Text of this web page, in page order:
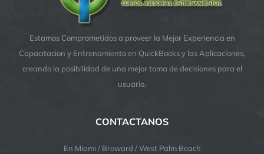
Estamos Comprometidos a proveer la Mejor Experiencia en
Capacitacion y Entrenamiento en QuickBooks y las Aplicaciones,
creando la posibilidad de una mejor toma de decisiones para el
usuario.
CONTACTANOS
En Miami / Broward / West Palm Beach